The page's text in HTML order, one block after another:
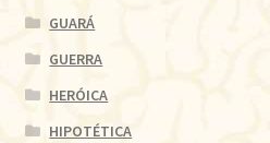
GUARÁ
GUERRA
HERÓICA
HIPOTÉTICA